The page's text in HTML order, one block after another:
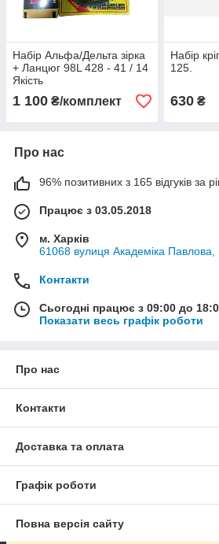
Набір Альфа/Дельта зірка
+ Ланцюг 98L 428 - 41 / 14
Якість
1 100 ₴/комплект
Набір
125.
630₴
Про нас
96% позитивних з 165 відгуків за
Працює з 03.05.2018
м. Харків
61068 вулиця Академіка Павлова,
Контакти
Сьогодні працює з 09:00 до
Показати весь графік роботи
Про нас
Контакти
Доставка та оплата
Графік роботи
Повна версія сайту